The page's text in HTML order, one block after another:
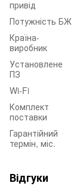
привід
Потужність БЖ
Країна-
виробник
Установлене
ПЗ
Wi-Fi
Комплект
поставки
Гарантійний
термін, міс.
Відгуки